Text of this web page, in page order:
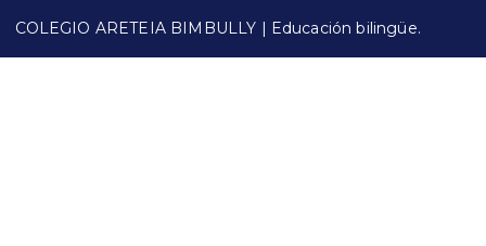
COLEGIO ARETEIA BIMBULLY | Educación bilingüe.